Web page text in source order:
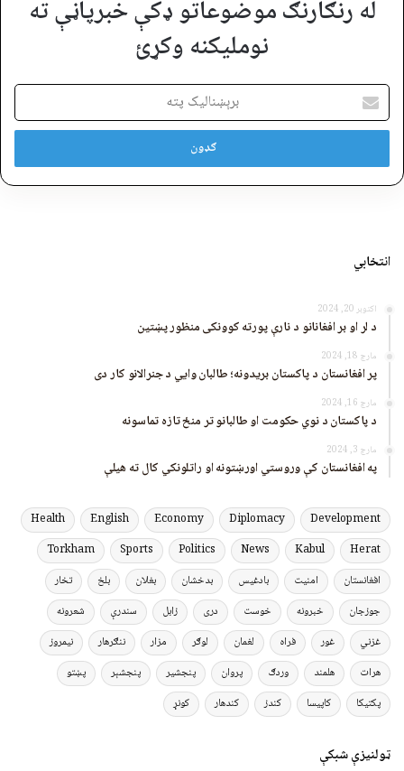
له رنګارنګ موضوعاتو ډکې خبرپاڼې ته
نوملیکنه وکړئ
برېښنالیک
پته
انتخابي
اکتوبر 20, 2024
د لر او بر افغانانو د نارې پورته کوونکی منظور پښتین
مارچ 18, 2024
پر افغانستان د پاکستان بریدونه؛ طالبان وايي د جنرالانو کار دی
مارچ 16, 2024
د پاکستان د نوي حکومت او طالبانو تر منځ تازه تماسونه
مارچ 3, 2024
په افغانستان کې وروستي اورښتونه او راتلونکي کال ته هیلې
Development
Diplomacy
Economy
English
Health
Herat
Kabul
News
Politics
Sports
Torkham
افغانستان
امنیت بادغیس بدخشان بغلان بلخ
تخار
جوزجان
خبرونه خوست دری زابل سندرې
شعرونه
غزني
غور فراه لغمان لوګر مزار ننګرهار
نیمروز
هرات
هلمند وردګ پروان پنجشیر پنجشېر
پښتو
پکتیکا
کاپیسا کندز کندهار کونړ
ټولنیزې شبکې